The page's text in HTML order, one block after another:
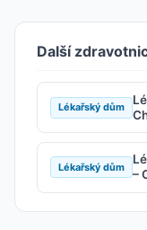
Další
Lékařský dům
Lékařský dům
–